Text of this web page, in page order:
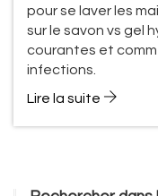
pour se laver les
sur le savon vs gel
courantes et
infections.
Lire la suite